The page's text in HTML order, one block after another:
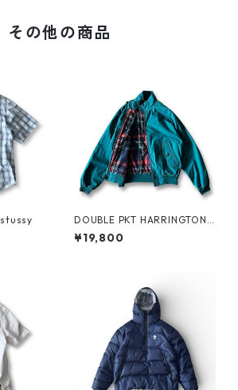
その他の商品
stussy
DOUBLE PKT HARRINGTON J
KT by LANDS'END
¥19,800